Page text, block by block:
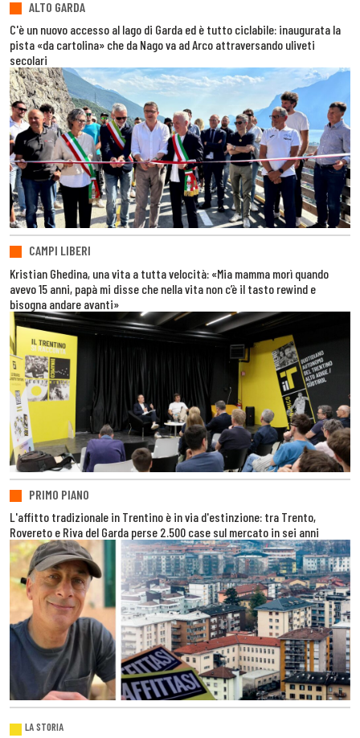
ALTO GARDA
C'è un nuovo accesso al lago di Garda ed è tutto ciclabile: inaugurata la
pista «da cartolina» che da Nago va ad Arco attraversando uliveti
secolari
CAMPI LIBERI
Kristian Ghedina, una vita a tutta velocità: «Mia mamma morì quando
avevo 15 anni, papà mi disse che nella vita non c’è il tasto rewind e
bisogna andare avanti»
PRIMO PIANO
L'affitto tradizionale in Trentino è in via d'estinzione: tra Trento,
Rovereto e Riva del Garda perse 2.500 case sul mercato in sei anni
LA STORIA